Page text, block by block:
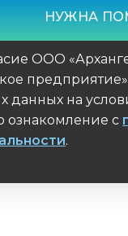
ООО
данных на
ознакомление с
.